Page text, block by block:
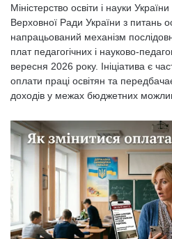
Міністерство освіти і науки
Верховної Ради України з питань
напрацьований механізм
плат педагогічних і науково-
вересня 2026 року. Ініціатива є
оплати праці освітян та
доходів у межах бюджетних